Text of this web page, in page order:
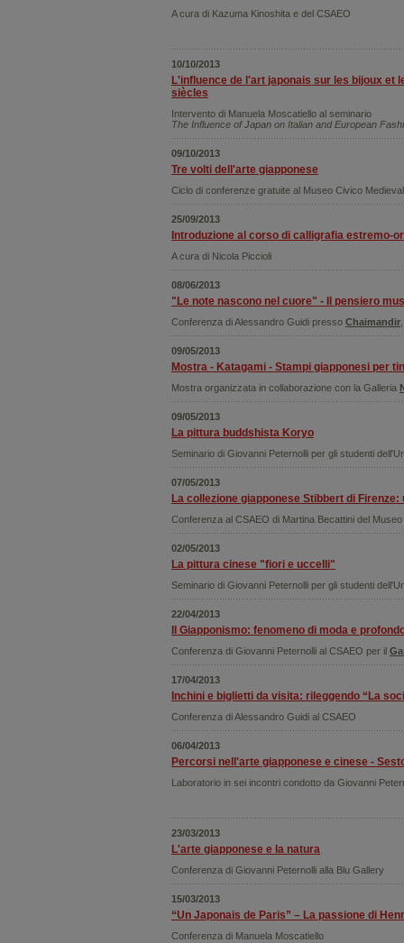
A cura di Kazuma Kinoshita e del CSAEO
10/10/2013
L'influence de l'art japonais sur les bijoux et
siècles
Intervento di Manuela Moscatiello al seminario
The Influence of Japan on Italian and European
09/10/2013
Tre volti dell'arte giapponese
Ciclo di conferenze gratuite al Museo Civico
25/09/2013
Introduzione al corso di calligrafia estremo-
A cura di Nicola Piccioli
08/06/2013
"Le note nascono nel cuore" - Il pensiero
Conferenza di Alessandro Guidi presso Chaimandir
09/05/2013
Mostra - Katagami - Stampi giapponesi per
Mostra organizzata in collaborazione con la Galleria
09/05/2013
La pittura buddshista Koryo
Seminario di Giovanni Peternolli per gli studenti
07/05/2013
La collezione giapponese Stibbert di
Conferenza al CSAEO di Martina Becattini del
02/05/2013
La pittura cinese "fiori e uccelli"
Seminario di Giovanni Peternolli per gli studenti
22/04/2013
Il Giapponismo: fenomeno di moda e
Conferenza di Giovanni Peternolli al CSAEO per il
17/04/2013
Inchini e biglietti da visita: rileggendo “La
Conferenza di Alessandro Guidi al CSAEO
06/04/2013
Percorsi nell'arte giapponese e cinese -
Laboratorio in sei incontri condotto da Giovanni
23/03/2013
L'arte giapponese e la natura
Conferenza di Giovanni Peternolli alla Blu Gallery
15/03/2013
“Un Japonais de Paris” – La passione di
Conferenza di Manuela Moscatiello